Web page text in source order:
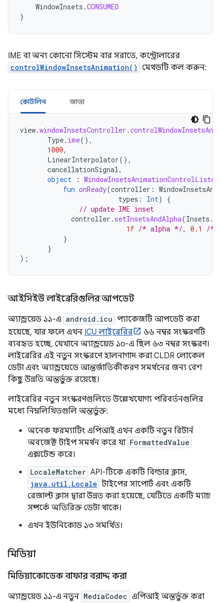
WindowInsets .CONSUMED
}
IME বা অন্য কোনো সিস্টেম বার সরাতে, কন্ট্রোলারের
controlWindowInsetsAnimation() মেথডটি কল করুন:
কোটলিন জাভা
view.windowInsetsController .
Type. ime(),
1000,
LinearInterpolator(),
cancellationSignal,
object
:
fun onReady(controller :
types : Int)
{
// update IME inset
controller . setInsetsAndAlpha(Insets .
1f /* alpha */, 0.1
/*
}
}
);
আইসিইউ লাইব্রেরিগুলির আপডেট
অ্যান্ড্রয়েড ১১-এ android.icu প্যাকেজটি আপডেট করা
হয়েছে, যার ফলে এখন ICU লাইব্রেরির
৬৬ নম্বর সংস্করণটি
ব্যবহৃত হচ্ছে, যেখানে অ্যান্ড্রয়েড ১০-এ ছিল ৬৩ নম্বর সংস্করণ।
লাইব্রেরির এই নতুন সংস্করণে হালনাগাদ করা CLDR লোকেল
ডেটা এবং অ্যান্ড্রয়েডে আন্তর্জাতিকীকরণ সমর্থনের জন্য বেশ
কিছু উন্নতি অন্তর্ভুক্ত রয়েছে।
লাইব্রেরির নতুন সংস্করণগুলিতে উল্লেখযোগ্য পরিবর্তনগুলির
মধ্যে নিম্নলিখিতগুলি অন্তর্ভুক্ত:
অনেক ফরম্যাটিং এপিআই এখন একটি নতুন রিটার্ন
অবজেক্ট টাইপ সমর্থন করে যা FormattedValue
এক্সটেন্ড করে।
LocaleMatcher API-টিকে একটি বিল্ডার ক্লাস,
java.util.Locale টাইপের সাপোর্ট এবং একটি
রেজাল্ট ক্লাস দ্বারা উন্নত করা হয়েছে, যেটিতে একটি ম্যাচ
সম্পর্কে অতিরিক্ত ডেটা থাকে।
এখন ইউনিকোড ১৩ সমর্থিত।
মিডিয়া
মিডিয়াকোডেক বাফার বরাদ্দ করা
অ্যান্ড্রয়েড ১১-এ নতুন MediaCodec এপিআই অন্তর্ভুক্ত করা